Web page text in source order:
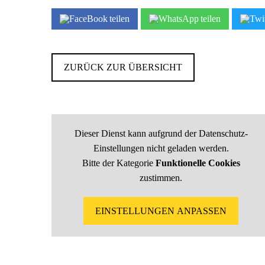
teilen teilen
ZURÜCK ZUR ÜBERSICHT
Dieser Dienst kann aufgrund der Datenschutz-
Einstellungen nicht geladen werden.
Bitte der Kategorie Funktionelle Cookies
zustimmen.
EINSTELLUNGEN ANPASSEN